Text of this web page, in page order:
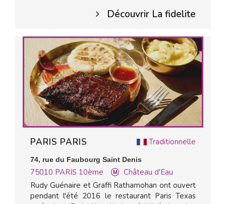
Découvrir La fidelite
Traditionnelle
PARIS PARIS
74, rue du Faubourg Saint Denis
75010 PARIS 10ème
Château d'Eau
Rudy Guénaire et Graffi Rathamohan ont ouvert
pendant l'été 2016 le restaurant Paris Texas